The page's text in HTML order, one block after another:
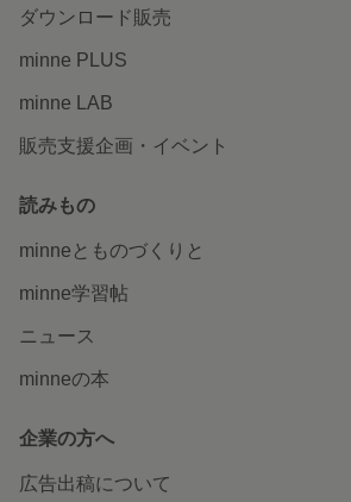
ダウンロード販売
minne PLUS
minne LAB
販売支援企画・イベント
読みもの
minneとものづくりと
minne学習帖
ニュース
minneの本
企業の方へ
広告出稿について